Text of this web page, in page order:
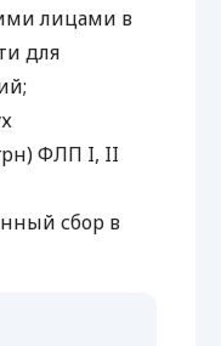
лицами в
для
ФЛП I, II
сбор в